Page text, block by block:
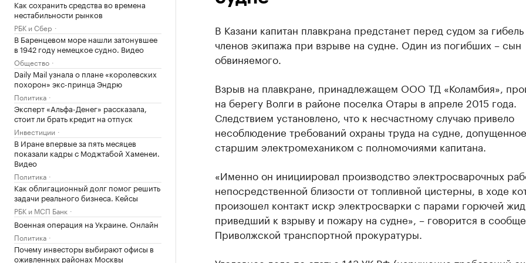
Как сохранить средства во времена
нестабильности рынков
РБК и Сбер
В Баренцевом море нашли затонувшее
в 1942 году немецкое судно. Видео
Общество
Daily Mail узнала о плане «королевских
похорон» экс-принца Эндрю
Политика
Эксперт «Альфа-Денег» рассказала,
стоит ли брать кредит на отпуск
Инвестиции
В Иране впервые за пять месяцев
показали кадры с Моджтабой Хаменеи.
Видео
Политика
Как облигационный долг помог решить
задачи реального бизнеса. Кейсы
РБК и МСП Банк
Военная операция на Украине. Онлайн
Политика
Почему инвесторы выбирают офисы в
оживленных районах Москвы
В Казани капитан плавкрана предстанет перед судом за гибель
членов экипажа при взрыве на судне. Один из погибших – сын
обвиняемого.
Взрыв на плавкране, принадлежащем ООО ТД «Коламбия»,
на берегу Волги в районе поселка Отары в апреле 2015 года.
Следствием установлено, что к несчастному случаю привело
несоблюдение требований охраны труда на судне, допущенное
старшим электромехаником с полномочиями капитана.
«Именно он инициировал производство электросварочных
непосредственной близости от топливной цистерны, в ходе
произошел контакт искр электросварки с парами горючей
приведший к взрыву и пожару на судне», – говорится в
Приволжской транспортной прокуратуры.